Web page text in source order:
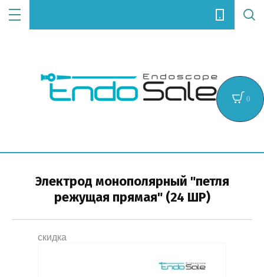
0
Электрод монополярный "петля
режущая прямая" (24 ШР)
скидка
Цена (руб.):